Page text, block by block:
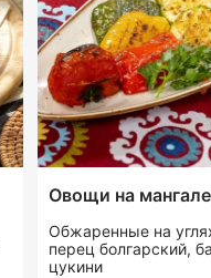
Овощи на мангале
Обжаренные на
перец болгарский,
цукини